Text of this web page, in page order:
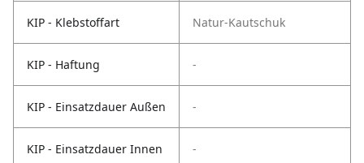
KIP - Klebstoffart Natur-Kautschuk
KIP - Haftung -
KIP - Einsatzdauer Außen -
KIP - Einsatzdauer Innen -